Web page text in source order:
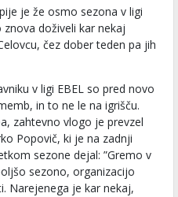
je že osmo sezona v ligi
doživeli kar nekaj
čez dober teden pa jih
v ligi EBEL so pred novo
in to ne le na igrišču.
zahtevno vlogo je prevzel
Popovič, ki je na zadnji
sezone dejal: ”Gremo v
sezono, organizacijo
Narejenega je kar nekaj,